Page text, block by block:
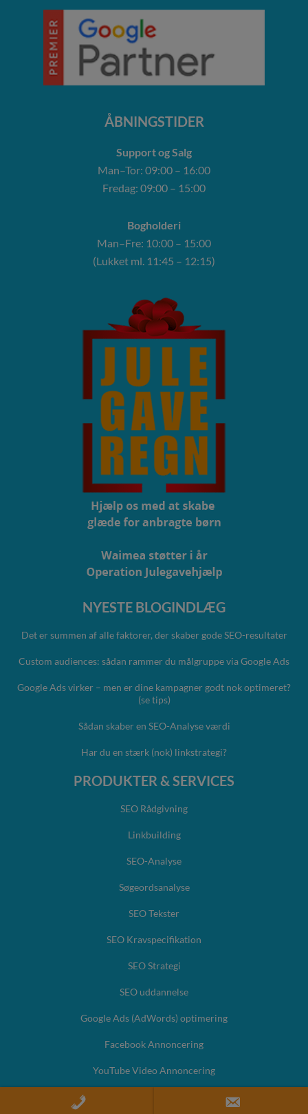
ÅBNINGSTIDER
Support og Salg
Man–Tor: 09:00 – 16:00
Fredag: 09:00 – 15:00
Bogholderi
Man–Fre: 10:00 – 15:00
(Lukket ml. 11:45 – 12:15)
NYESTE BLOGINDLÆG
Det er summen af alle faktorer, der skaber gode SEO-resultater
Custom audiences: sådan rammer du målgruppe via Google Ads
Google Ads virker – men er dine kampagner godt nok optimeret?
(se tips)
Sådan skaber en SEO-Analyse værdi
Har du en stærk (nok) linkstrategi?
PRODUKTER & SERVICES
SEO Rådgivning
Linkbuilding
SEO-Analyse
Søgeordsanalyse
SEO Tekster
SEO Kravspecifikation
SEO Strategi
SEO uddannelse
Google Ads (AdWords) optimering
Facebook Annoncering
YouTube Video Annoncering